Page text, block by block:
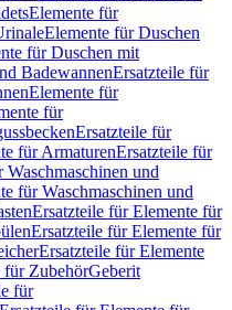
Elemente für
Elemente für Duschen
für Duschen mit
BadewannenErsatzteile für
Elemente für
für
Ersatzteile für
für ArmaturenErsatzteile für
Waschmaschinen und
für Waschmaschinen und
Ersatzteile für Elemente für
Ersatzteile für Elemente für
Ersatzteile für Elemente
für ZubehörGeberit
für